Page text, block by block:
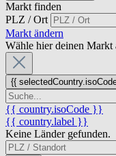
Markt finden
PLZ / Ort
Markt ändern
Wähle hier deinen Markt
{{
{{ country.isoCode }}
{{ country.label }}
Keine Länder gefunden.